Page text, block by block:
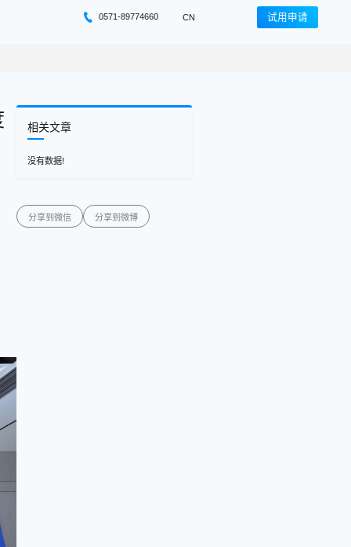
0571-89774660 CN 试用申请
相关文章
没有数据!
分享到微信 分享到微博